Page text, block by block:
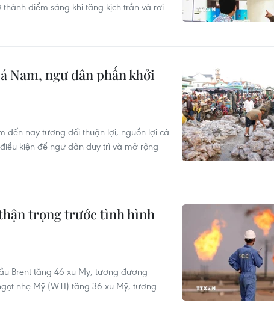
điểm sáng khi tăng kịch trần và rơi
Nam, ngư dân phấn khởi
đến nay tương đối thuận lợi, nguồn lợi cá
kiện để ngư dân duy trì và mở rộng
trọng trước tình hình
Brent tăng 46 xu Mỹ, tương đương
nhẹ Mỹ (WTI) tăng 36 xu Mỹ, tương